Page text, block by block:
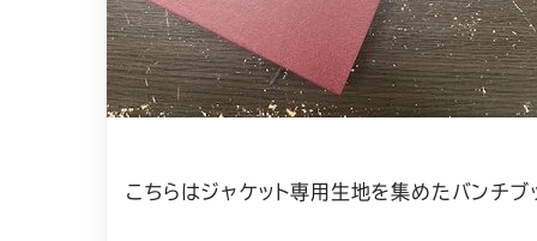
こちらはジャケット専用生地を集めたバンチブ